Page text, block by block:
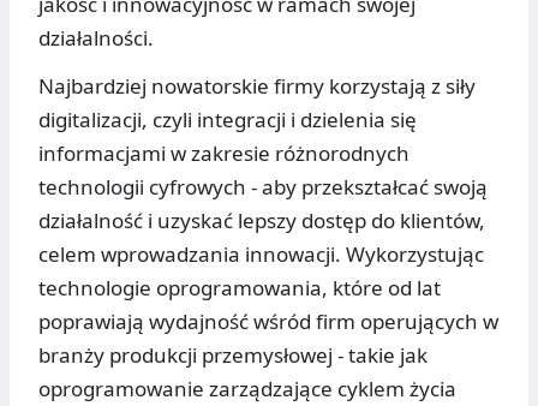
działalności.
Najbardziej nowatorskie firmy korzystają z siły
digitalizacji, czyli integracji i dzielenia się
informacjami w zakresie różnorodnych
technologii cyfrowych - aby przekształcać swoją
działalność i uzyskać lepszy dostęp do klientów,
celem wprowadzania innowacji. Wykorzystując
technologie oprogramowania, które od lat
poprawiają wydajność wśród firm operujących w
branży produkcji przemysłowej - takie jak
oprogramowanie zarządzające cyklem życia